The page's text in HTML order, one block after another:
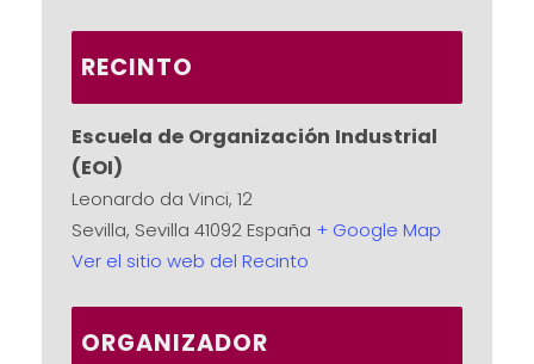
RECINTO
Escuela de Organización Industrial
(EOI)
Leonardo da Vinci, 12
Sevilla, Sevilla 41092 España + Google Map
Ver el sitio web del Recinto
ORGANIZADOR